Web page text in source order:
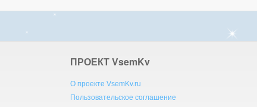
ПРОЕКТ VsemKv
О проекте VsemKv.ru
Пользовательское соглашение